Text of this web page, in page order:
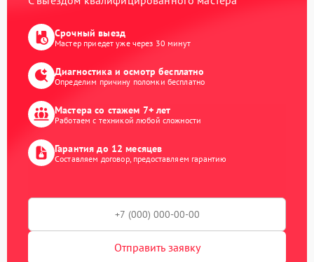
Срочный выезд
Мастер приедет уже через 30 минут
Диагностика и осмотр бесплатно
Определим причину поломки бесплатно
Мастера со стажем 7+ лет
Работаем с техникой любой сложности
Гарантия до 12 месяцев
Составляем договор, предоставляем гарантию
Отправить заявку